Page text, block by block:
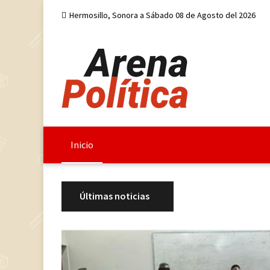
Hermosillo, Sonora a Sábado 08 de Agosto del 2026
Inicio
Últimas noticias